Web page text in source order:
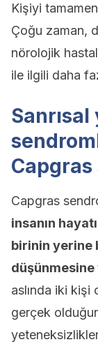
Kişiyi
Çoğu zaman,
nörolojik
ile ilgili daha
Sanrısal
Capgras
Capgras
insanın
birinin yerine
düşünmesine
aslında iki kişi
gerçek